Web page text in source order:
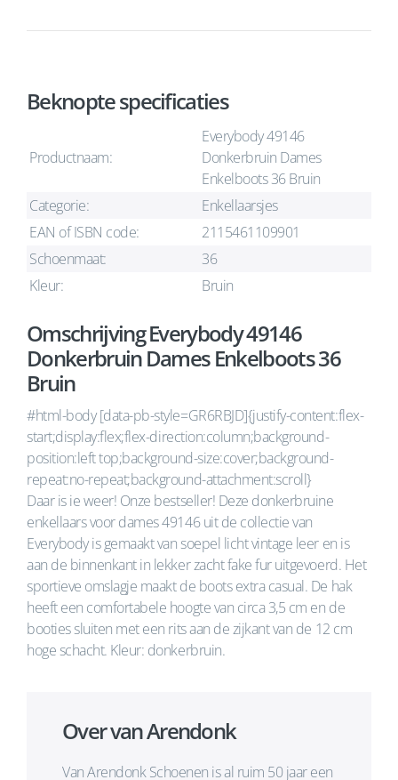
Beknopte specificaties
Productnaam:
Everybody 49146
Donkerbruin Dames
Enkelboots 36 Bruin
Categorie:
Enkellaarsjes
EAN of ISBN code:
2115461109901
Schoenmaat:
36
Kleur:
Bruin
Omschrijving Everybody 49146
Donkerbruin Dames Enkelboots 36
Bruin
#html-body [data-pb-style=GR6RBJD]{justify-content:flex-
start;display:flex;flex-direction:column;background-
position:left top;background-size:cover;background-
repeat:no-repeat;background-attachment:scroll}
Daar is ie weer! Onze bestseller! Deze donkerbruine
enkellaars voor dames 49146 uit de collectie van
Everybody is gemaakt van soepel licht vintage leer en is
aan de binnenkant in lekker zacht fake fur uitgevoerd. Het
sportieve omslagje maakt de boots extra casual. De hak
heeft een comfortabele hoogte van circa 3,5 cm en de
booties sluiten met een rits aan de zijkant van de 12 cm
hoge schacht. Kleur: donkerbruin.
Over van Arendonk
Van Arendonk Schoenen is al ruim 50 jaar een